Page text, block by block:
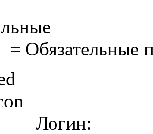
= Обязательные
Логин: